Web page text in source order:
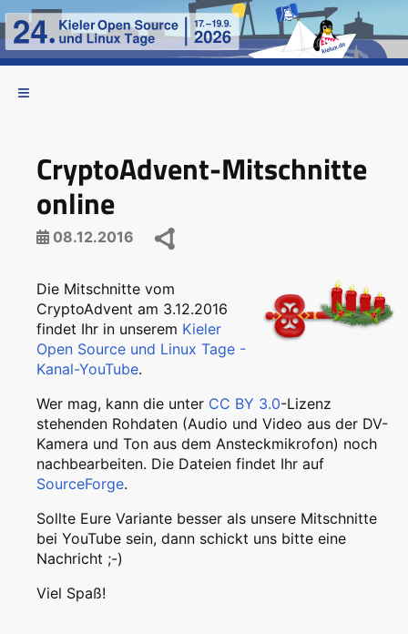
CryptoAdvent-Mitschnitte
online
08.12.2016
Die Mitschnitte vom
CryptoAdvent am 3.12.2016
findet Ihr in unserem Kieler
Open Source und Linux Tage -
Kanal-YouTube.
Wer mag, kann die unter CC BY 3.0-Lizenz
stehenden Rohdaten (Audio und Video aus der DV-
Kamera und Ton aus dem Ansteckmikrofon) noch
nachbearbeiten. Die Dateien findet Ihr auf
SourceForge.
Sollte Eure Variante besser als unsere Mitschnitte
bei YouTube sein, dann schickt uns bitte eine
Nachricht ;-)
Viel Spaß!